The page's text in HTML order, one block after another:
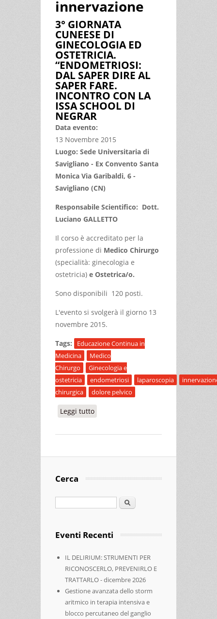
innervazione
3° GIORNATA
CUNEESE DI
GINECOLOGIA ED
OSTETRICIA.
“ENDOMETRIOSI:
DAL SAPER DIRE AL
SAPER FARE.
INCONTRO CON LA
ISSA SCHOOL DI
NEGRAR
Data evento:
13 Novembre 2015
Luogo: Sede Universitaria di
Savigliano - Ex Convento Santa
Monica Via Garibaldi, 6 -
Savigliano (CN)
Responsabile Scientifico: Dott.
Luciano GALLETTO
Il corso è accreditato per la
professione di Medico Chirurgo
(specialità: ginecologia e
ostetricia) e Ostetrica/o.
Sono disponibili 120 posti.
L'evento si svolgerà il giorno 13
novembre 2015.
Tags:
Educazione Continua in
Medicina
Medico
Chirurgo
Ginecologia e
ostetricia
endometriosi laparoscopia
chirurgica
dolore pelvico
Leggi tutto
“ENDOMETRIOSI: DAL SAPER DIRE AL
SCHOOL DI NEGRAR
Cerca
Cerca
Eventi Recenti
IL DELIRIUM: STRUMENTI PER
RICONOSCERLO, PREVENIRLO E
TRATTARLO - dicembre 2026
Gestione avanzata dello storm
aritmico in terapia intensiva e
blocco percutaneo del ganglio